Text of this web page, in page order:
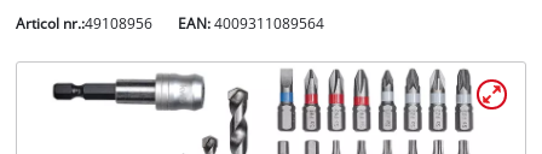
Articol nr.:49108956 EAN:4009311089564